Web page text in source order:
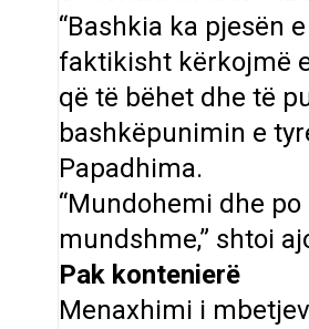
“Bashkia ka pjesën
faktikisht kërkojmë
që të bëhet dhe të
bashkëpunimin e
Papadhima.
“Mundohemi dhe
mundshme,” shtoi
Pak kontenierë
Menaxhimi i